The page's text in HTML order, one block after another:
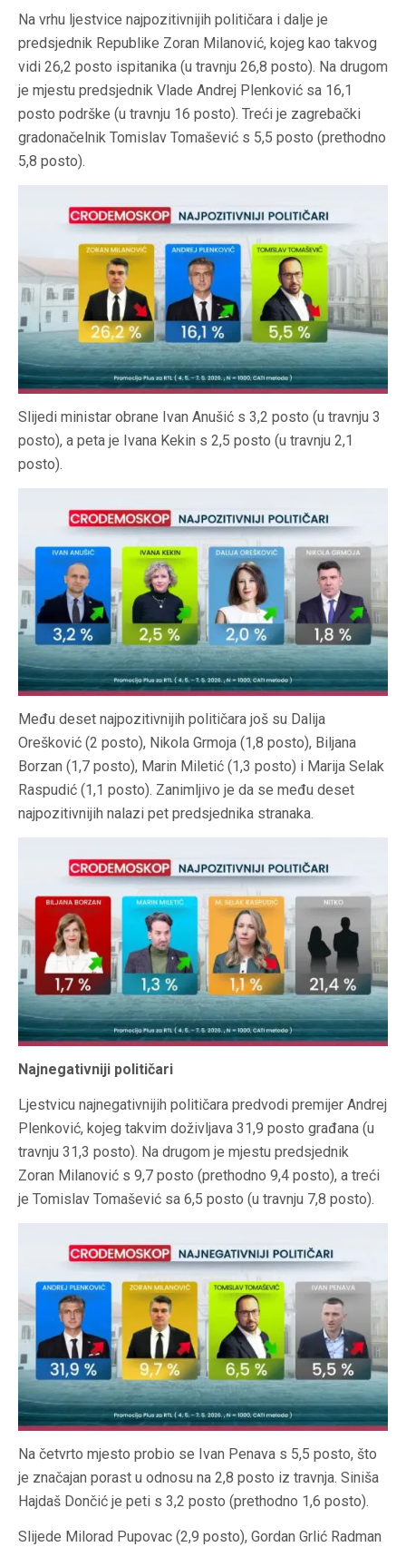
Na vrhu ljestvice najpozitivnijih političara i dalje je
predsjednik Republike Zoran Milanović, kojeg kao takvog
vidi 26,2 posto ispitanika (u travnju 26,8 posto). Na drugom
je mjestu predsjednik Vlade Andrej Plenković sa 16,1
posto podrške (u travnju 16 posto). Treći je zagrebački
gradonačelnik Tomislav Tomašević s 5,5 posto (prethodno
5,8 posto).
Slijedi ministar obrane Ivan Anušić s 3,2 posto (u travnju 3
posto), a peta je Ivana Kekin s 2,5 posto (u travnju 2,1
posto).
Među deset najpozitivnijih političara još su Dalija
Orešković (2 posto), Nikola Grmoja (1,8 posto), Biljana
Borzan (1,7 posto), Marin Miletić (1,3 posto) i Marija Selak
Raspudić (1,1 posto). Zanimljivo je da se među deset
najpozitivnijih nalazi pet predsjednika stranaka.
Najnegativniji političari
Ljestvicu najnegativnijih političara predvodi premijer Andrej
Plenković, kojeg takvim doživljava 31,9 posto građana (u
travnju 31,3 posto). Na drugom je mjestu predsjednik
Zoran Milanović s 9,7 posto (prethodno 9,4 posto), a treći
je Tomislav Tomašević sa 6,5 posto (u travnju 7,8 posto).
Na četvrto mjesto probio se Ivan Penava s 5,5 posto, što
je značajan porast u odnosu na 2,8 posto iz travnja. Siniša
Hajdaš Dončić je peti s 3,2 posto (prethodno 1,6 posto).
Slijede Milorad Pupovac (2,9 posto), Gordan Grlić Radman